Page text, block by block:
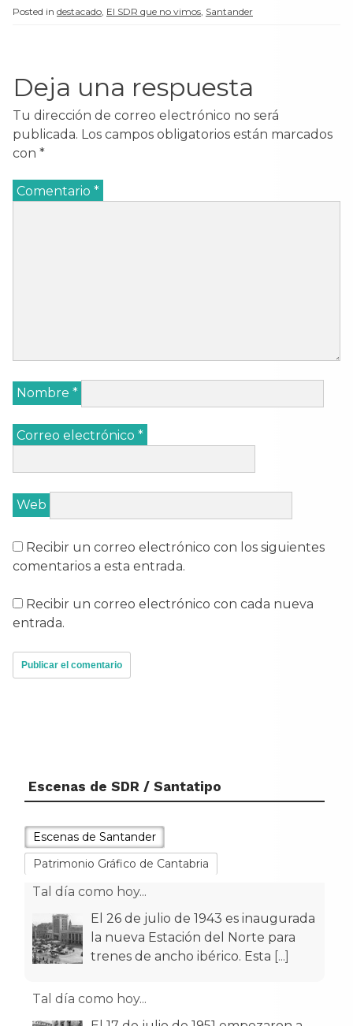
Posted in destacado, El SDR que no vimos, Santander
Deja una respuesta
Tu dirección de correo electrónico no será
publicada. Los campos obligatorios están marcados
con *
Comentario *
Nombre *
Correo electrónico *
Web
Recibir un correo electrónico con los siguientes
comentarios a esta entrada.
Recibir un correo electrónico con cada nueva
entrada.
Escenas de SDR / Santatipo
Escenas de Santander
Patrimonio Gráfico de Cantabria
Tal día como hoy...
El 17 de julio de 1951 empezaron a
circular por las calles de Santander
los primeros trolebuses muni[...]
Tal día como hoy...